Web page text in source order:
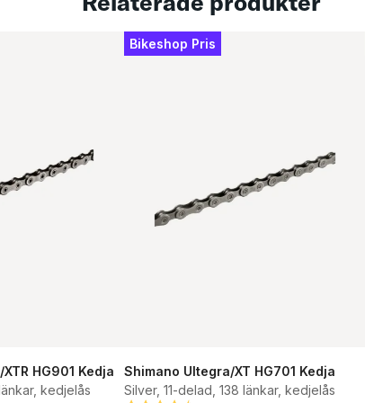
HG901 Kedja
kedjelås
Bikeshop Pris
Shimano Ultegra/XT HG701 Kedja
Silver, 11-delad, 138 länkar, kedjelås